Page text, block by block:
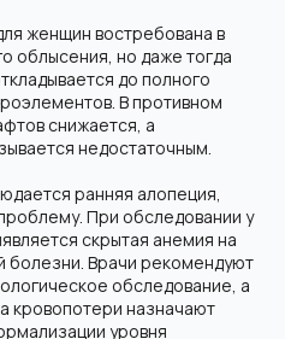
женщин востребована в
облысения, но даже тогда
до полного
В противном
снижается, а
недостаточным.
ранняя алопеция,
При обследовании у
скрытая анемия на
болезни. Врачи рекомендуют
обследование, а
кровопотери назначают
уровня
Используем